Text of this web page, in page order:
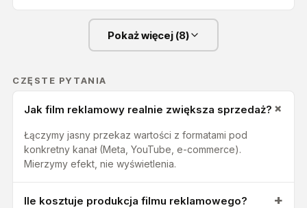
Pokaż więcej (8)
CZĘSTE PYTANIA
Jak film reklamowy realnie zwiększa sprzedaż?
Łączymy jasny przekaz wartości z formatami pod
konkretny kanał (Meta, YouTube, e-commerce).
Mierzymy efekt, nie wyświetlenia.
Ile kosztuje produkcja filmu reklamowego?